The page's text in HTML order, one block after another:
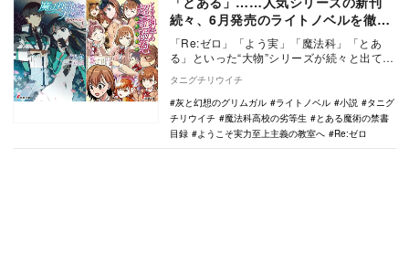
続々、6月発売のライトノベルを徹底
解説
「Re:ゼロ」「よう実」「魔法科」「とあ
る」といった“大物”シリーズが続々と出てく
ロ」…
タニグチリウイチ
灰と幻想のグリムガル
ライトノベル 小説
タニグ
チリウイチ
魔法科高校の劣等生
とある魔術の禁書
目録
ようこそ実力至上主義の教室へ Re:ゼロ